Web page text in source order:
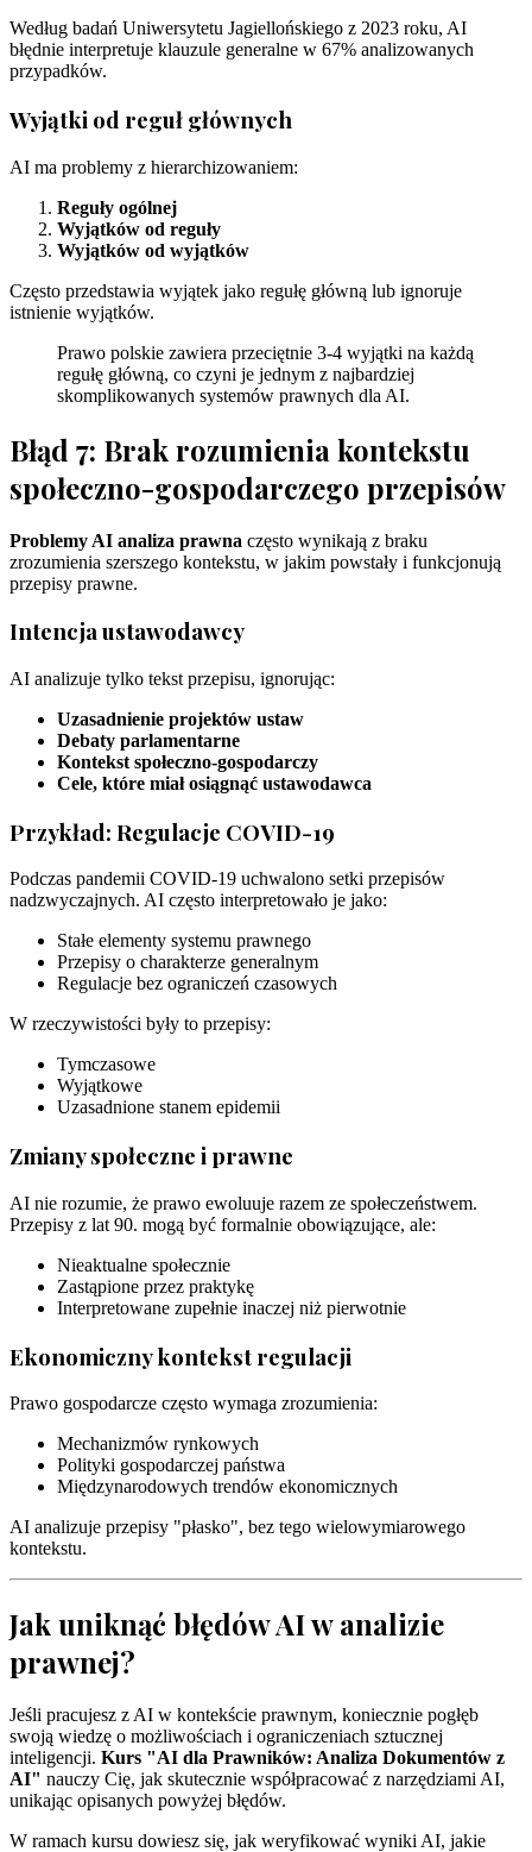
Według badań Uniwersytetu Jagiellońskiego z 2023 roku, AI
błędnie interpretuje klauzule generalne w 67% analizowanych
przypadków.
Wyjątki od reguł głównych
AI ma problemy z hierarchizowaniem:
Reguły ogólnej
Wyjątków od reguły
Wyjątków od wyjątków
Często przedstawia wyjątek jako regułę główną lub ignoruje
istnienie wyjątków.
Prawo polskie zawiera przeciętnie 3-4 wyjątki na każdą
regułę główną, co czyni je jednym z najbardziej
skomplikowanych systemów prawnych dla AI.
Błąd 7: Brak rozumienia kontekstu
społeczno-gospodarczego przepisów
Problemy AI analiza prawna często wynikają z braku
zrozumienia szerszego kontekstu, w jakim powstały i funkcjonują
przepisy prawne.
Intencja ustawodawcy
AI analizuje tylko tekst przepisu, ignorując:
Uzasadnienie projektów ustaw
Debaty parlamentarne
Kontekst społeczno-gospodarczy
Cele, które miał osiągnąć ustawodawca
Przykład: Regulacje COVID-19
Podczas pandemii COVID-19 uchwalono setki przepisów
nadzwyczajnych. AI często interpretowało je jako:
Stałe elementy systemu prawnego
Przepisy o charakterze generalnym
Regulacje bez ograniczeń czasowych
W rzeczywistości były to przepisy:
Tymczasowe
Wyjątkowe
Uzasadnione stanem epidemii
Zmiany społeczne i prawne
AI nie rozumie, że prawo ewoluuje razem ze społeczeństwem.
Przepisy z lat 90. mogą być formalnie obowiązujące, ale:
Nieaktualne społecznie
Zastąpione przez praktykę
Interpretowane zupełnie inaczej niż pierwotnie
Ekonomiczny kontekst regulacji
Prawo gospodarcze często wymaga zrozumienia:
Mechanizmów rynkowych
Polityki gospodarczej państwa
Międzynarodowych trendów ekonomicznych
AI analizuje przepisy "płasko", bez tego wielowymiarowego
kontekstu.
Jak uniknąć błędów AI w analizie
prawnej?
Jeśli pracujesz z AI w kontekście prawnym, koniecznie pogłęb
swoją wiedzę o możliwościach i ograniczeniach sztucznej
inteligencji. Kurs "AI dla Prawników: Analiza Dokumentów z
AI" nauczy Cię, jak skutecznie współpracować z narzędziami AI,
unikając opisanych powyżej błędów.
W ramach kursu dowiesz się, jak weryfikować wyniki AI, jakie